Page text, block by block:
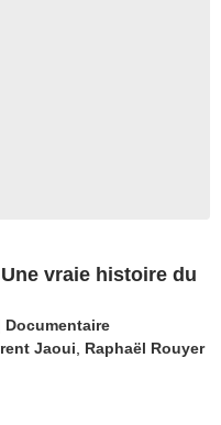
vraie histoire du
Documentaire
Jaoui Raphaël Rouyer